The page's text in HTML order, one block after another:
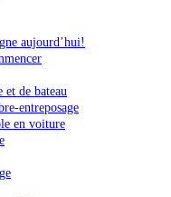
aujourd’hui!
de bateau
entreposage
en voiture